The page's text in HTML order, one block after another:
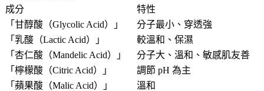
成分
特性
「 甘醇酸（Glycolic Acid） 」
分子最小、穿透強
「 乳酸（Lactic Acid） 」
較溫和、保濕
「 杏仁酸（Mandelic Acid） 」
分子大、溫和、敏感肌友善
「 檸檬酸（Citric Acid） 」
調節 pH 為主
「 蘋果酸（Malic Acid） 」 溫和